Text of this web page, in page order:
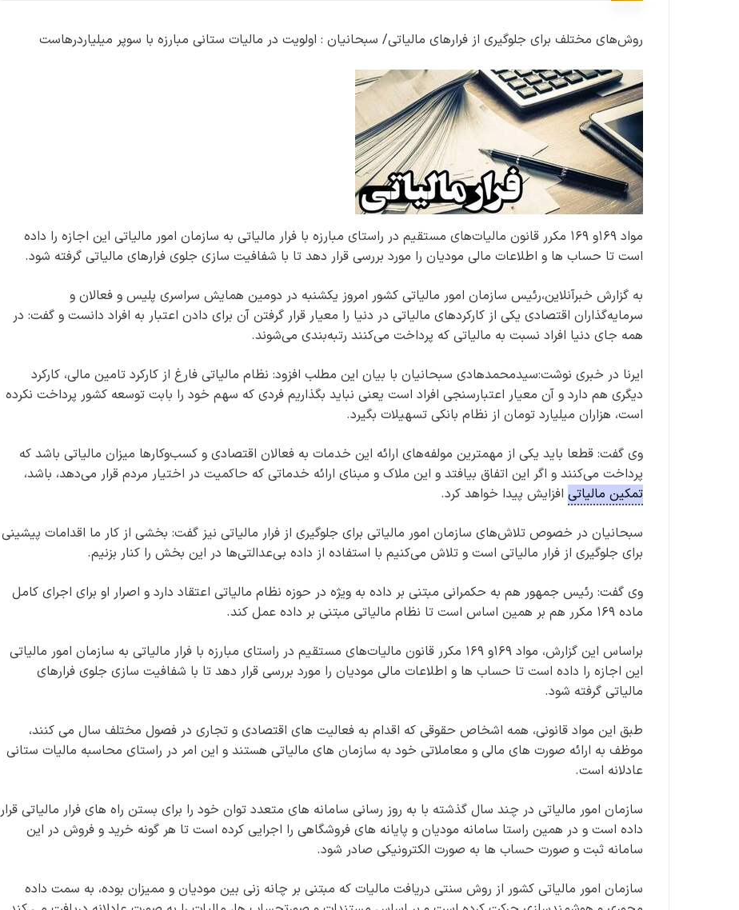
روش‌های مختلف برای جلوگیری از فرارهای مالیاتی/ سبحانیان : اولویت در مالیات ستانی مبارزه با سوپر میلیاردرهاست
مواد ۱۶۹و ۱۶۹ مکرر قانون مالیات‌های مستقیم در راستای مبارزه با فرار مالیاتی به سازمان امور مالیاتی این اجازه را داده
است تا حساب ها و اطلاعات مالی مودیان را مورد بررسی قرار دهد تا با شفافیت سازی جلوی فرارهای مالیاتی گرفته شود.
به گزارش خبرآنلاین،رئیس سازمان امور مالیاتی کشور امروز یکشنبه در دومین همایش سراسری پلیس و فعالان و
سرمایه‌گذاران اقتصادی یکی از کارکردهای مالیاتی در دنیا را معیار قرار گرفتن آن برای دادن اعتبار به افراد دانست و گفت: در
همه جای دنیا افراد نسبت به مالیاتی که پرداخت می‌کنند رتبه‌بندی می‌شوند.
ایرنا در خبری نوشت:سیدمحمدهادی سبحانیان با بیان این مطلب افزود: نظام مالیاتی فارغ از کارکرد تامین مالی، کارکرد
دیگری هم دارد و آن معیار اعتبارسنجی افراد است یعنی نباید بگذاریم فردی که سهم خود را بابت توسعه کشور پرداخت نکرده
است، هزاران میلیارد تومان از نظام بانکی تسهیلات بگیرد.
وی گفت: قطعا باید یکی از مهمترین مولفه‌های ارائه این خدمات به فعالان اقتصادی و کسب‌وکارها میزان مالیاتی باشد که
پرداخت می‌کنند و اگر این اتفاق بیافتد و این ملاک و مبنای ارائه خدماتی که حاکمیت در اختیار مردم قرار می‌دهد، باشد،
تمکین مالیاتی افزایش پیدا خواهد کرد.
سبحانیان در خصوص تلاش‌های سازمان امور مالیاتی برای جلوگیری از فرار مالیاتی نیز گفت: بخشی از کار ما اقدامات پیشینی
برای جلوگیری از فرار مالیاتی است و تلاش می‌کنیم با استفاده از داده بی‌عدالتی‌ها در این بخش را کنار بزنیم.
وی گفت: رئیس جمهور هم به حکمرانی مبتنی بر داده به ویژه در حوزه نظام مالیاتی اعتقاد دارد و اصرار او برای اجرای کامل
ماده ۱۶۹ مکرر هم بر همین اساس است تا نظام مالیاتی مبتنی بر داده عمل کند.
براساس این گزارش، مواد ۱۶۹و ۱۶۹ مکرر قانون مالیات‌های مستقیم در راستای مبارزه با فرار مالیاتی به سازمان امور مالیاتی
این اجازه را داده است تا حساب ها و اطلاعات مالی مودیان را مورد بررسی قرار دهد تا با شفافیت سازی جلوی فرارهای
مالیاتی گرفته شود.
طبق این مواد قانونی، همه اشخاص حقوقی که اقدام به فعالیت های اقتصادی و تجاری در فصول مختلف سال می کنند،
موظف به ارائه صورت های مالی و معاملاتی خود به سازمان های مالیاتی هستند و این امر در راستای محاسبه مالیات ستانی
عادلانه است.
سازمان امور مالیاتی در چند سال گذشته با به روز رسانی سامانه های متعدد توان خود را برای بستن راه های فرار مالیاتی قرار
داده است و در همین راستا سامانه مودیان و پایانه های فروشگاهی را اجرایی کرده است تا هر گونه خرید و فروش در این
سامانه ثبت و صورت حساب ها به صورت الکترونیکی صادر شود.
سازمان امور مالیاتی کشور از روش سنتی دریافت مالیات که مبتنی بر چانه زنی بین مودیان و ممیزان بوده، به سمت داده